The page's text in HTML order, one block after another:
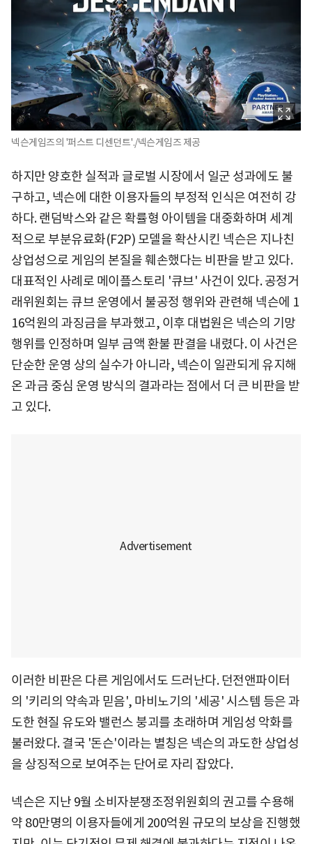
넥슨게임즈의 '퍼스트 디센던트'./넥슨게임즈 제공
하지만 양호한 실적과 글로벌 시장에서 일군 성과에도 불
구하고, 넥슨에 대한 이용자들의 부정적 인식은 여전히 강
하다. 랜덤박스와 같은 확률형 아이템을 대중화하며 세계
적으로 부분유료화(F2P) 모델을 확산시킨 넥슨은 지나친
상업성으로 게임의 본질을 훼손했다는 비판을 받고 있다.
대표적인 사례로 메이플스토리 '큐브' 사건이 있다. 공정거
래위원회는 큐브 운영에서 불공정 행위와 관련해 넥슨에 1
16억원의 과징금을 부과했고, 이후 대법원은 넥슨의 기망
행위를 인정하며 일부 금액 환불 판결을 내렸다. 이 사건은
단순한 운영 상의 실수가 아니라, 넥슨이 일관되게 유지해
온 과금 중심 운영 방식의 결과라는 점에서 더 큰 비판을 받
고 있다.
이러한 비판은 다른 게임에서도 드러난다. 던전앤파이터
의 '키리의 약속과 믿음', 마비노기의 '세공' 시스템 등은 과
도한 현질 유도와 밸런스 붕괴를 초래하며 게임성 악화를
불러왔다. 결국 '돈슨'이라는 별칭은 넥슨의 과도한 상업성
을 상징적으로 보여주는 단어로 자리 잡았다.
넥슨은 지난 9월 소비자분쟁조정위원회의 권고를 수용해
약 80만명의 이용자들에게 200억원 규모의 보상을 진행했